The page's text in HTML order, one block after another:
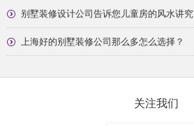
别墅装修设计公司告诉您儿童房的风水讲究
上海好的别墅装修公司那么多怎么选择？
关注我们